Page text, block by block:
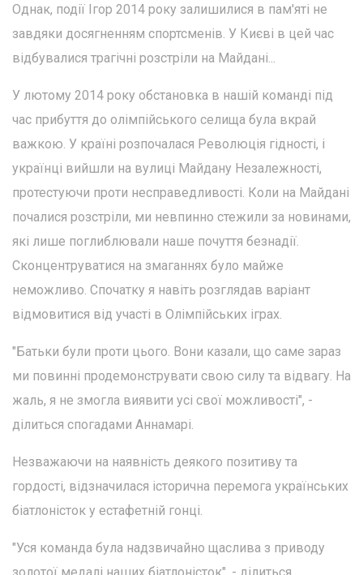
Однак, події Ігор 2014 року залишилися в пам'яті не
завдяки досягненням спортсменів. У Києві в цей час
відбувалися трагічні розстріли на Майдані...
У лютому 2014 року обстановка в нашій команді під
час прибуття до олімпійського селища була вкрай
важкою. У країні розпочалася Революція гідності, і
українці вийшли на вулиці Майдану Незалежності,
протестуючи проти несправедливості. Коли на Майдані
почалися розстріли, ми невпинно стежили за новинами,
які лише поглиблювали наше почуття безнадії.
Сконцентруватися на змаганнях було майже
неможливо. Спочатку я навіть розглядав варіант
відмовитися від участі в Олімпійських іграх.
"Батьки були проти цього. Вони казали, що саме зараз
ми повинні продемонструвати свою силу та відвагу. На
жаль, я не змогла виявити усі свої можливості", -
ділиться спогадами Аннамарі.
Незважаючи на наявність деякого позитиву та
гордості, відзначилася історична перемога українських
біатлоністок у естафетній гонці.
"Уся команда була надзвичайно щаслива з приводу